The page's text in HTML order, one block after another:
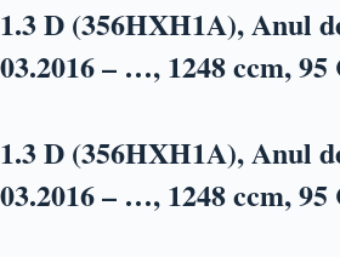
1.3 D (356HXH1A), Anul
03.2016 – …, 1248 ccm, 95
1.3 D (356HXH1A), Anul
03.2016 – …, 1248 ccm, 95